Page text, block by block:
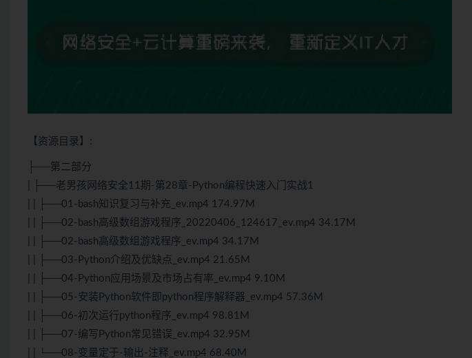
【资源目录】:
├──第二部分
| ├──老男孩网络安全11期-第28章- Python编程快速入门实战1
| | ├──01-bash知识复习与补充_ev.mp4 174.97M
| | ├──02-bash高级数组游戏程序_20220406_124617_ev.mp4 34.17M
| | ├──02-bash高级数组游戏程序_ev.mp4 34.17M
| | ├──03- Python介绍及优缺点_ev.mp4 21.65M
| | ├──04- Python应用场景及市场占有率_ev.mp4 9.10M
| | ├──05-安装Python软件即python程序解释器_ev.mp4 57.36M
| | ├──06-初次运行python程序_ev.mp4 98.81M
| | ├──07-编写Python常见错误_ev.mp4 32.95M
| | └──08-变量定于-输出-注释_ev.mp4 68.40M